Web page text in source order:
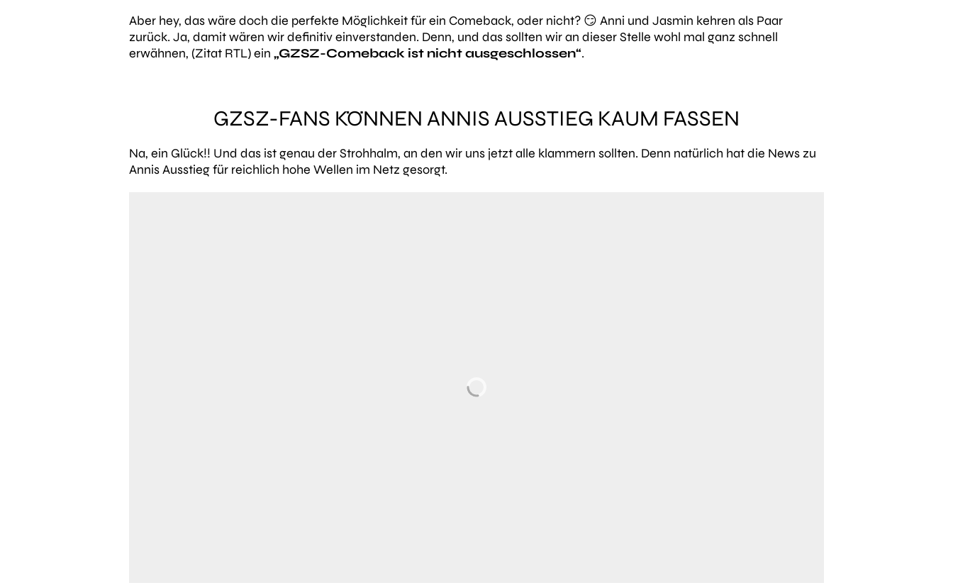
Aber hey, das wäre doch die perfekte Möglichkeit für ein Comeback, oder nicht? 😏 Anni und Jasmin kehren als Paar
zurück. Ja, damit wären wir definitiv einverstanden. Denn, und das sollten wir an dieser Stelle wohl mal ganz schnell
erwähnen, (Zitat RTL) ein „GZSZ-Comeback ist nicht ausgeschlossen“.
GZSZ-FANS KÖNNEN ANNIS AUSSTIEG KAUM FASSEN
Na, ein Glück!! Und das ist genau der Strohhalm, an den wir uns jetzt alle klammern sollten. Denn natürlich hat die News zu
Annis Ausstieg für reichlich hohe Wellen im Netz gesorgt.